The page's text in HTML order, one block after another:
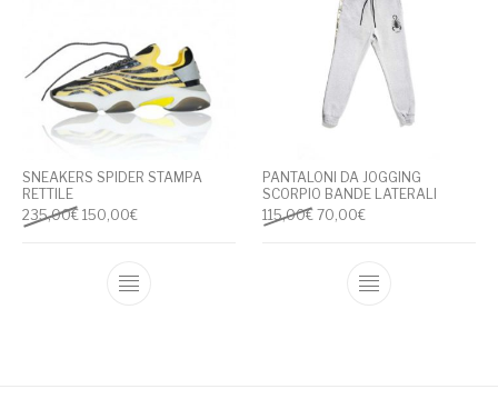
SNEAKERS SPIDER STAMPA
RETTILE
235,00€ Il prezzo originale era: 235,00€.
150,00€Il prezzo attuale è: 150,00€.
Questo prodotto ha più varianti. Le
PANTALONI DA JOGGING
SCORPIO BANDE LATERALI
115,00€ Il prezzo originale era:
70,00€Il prezzo attuale è:
Questo